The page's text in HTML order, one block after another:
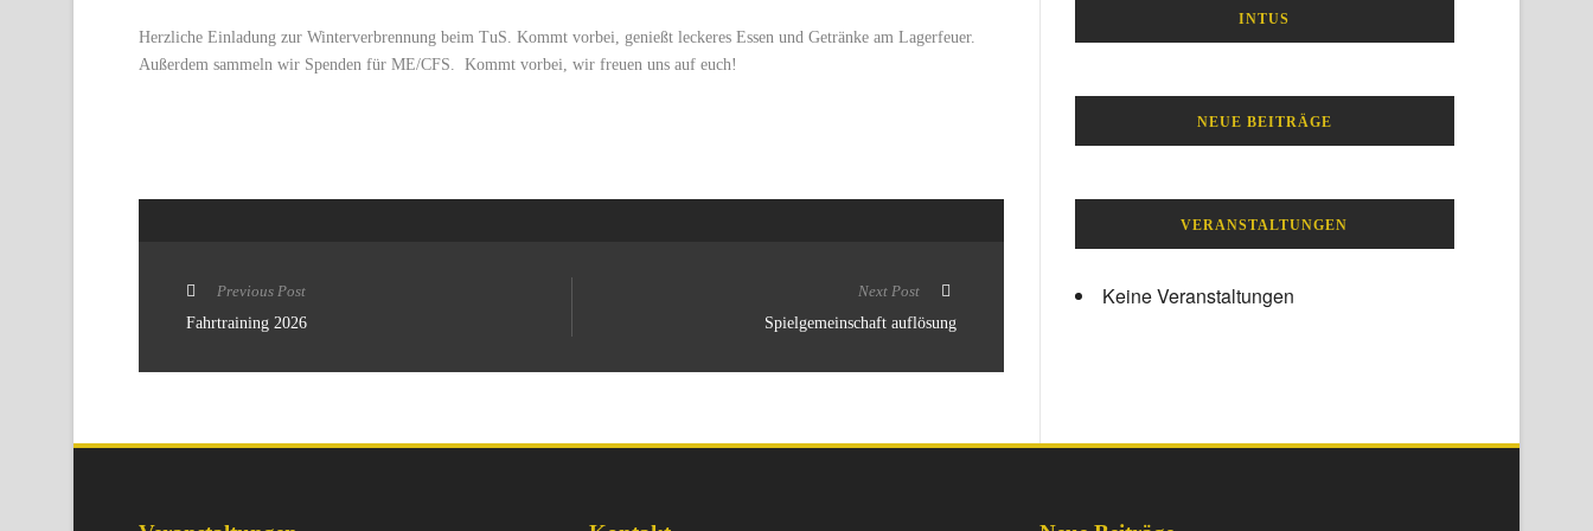
Herzliche Einladung zur Winterverbrennung beim TuS. Kommt vorbei, genießt leckeres Essen und Getränke am Lagerfeuer.
Außerdem sammeln wir Spenden für ME/CFS. Kommt vorbei, wir freuen uns auf euch!
Previous Post
Fahrtraining 2026
Next Post
Spielgemeinschaft auflösung
INTUS
NEUE BEITRÄGE
VERANSTALTUNGEN
Keine Veranstaltungen